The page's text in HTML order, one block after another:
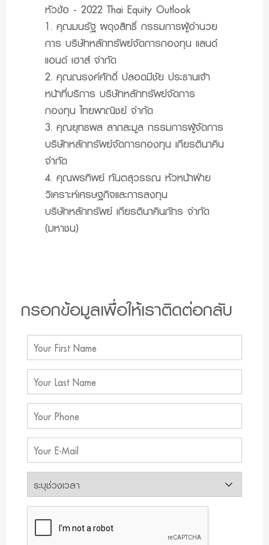
หัวข้อ - 2022 Thai Equity Outlook
1. คุณมนรัฐ ผดุงสิทธิ์ กรรมการผู้อำนวย
การ บริษัทหลักทรัพย์จัดการกองทุน แลนด์
แอนด์ เฮาส์ จำกัด
2. คุณณรงค์ศักดิ์ ปลอดมีชัย ประธานเจ้า
หน้าที่บริการ บริษัทหลักทรัพย์จัดการ
กองทุน ไทยพาณิชย์ จำกัด
3. คุณยุทธพล ลาภละมูล กรรมการผู้จัดการ
บริษัทหลักทรัพย์จัดการกองทุน เกียรตินาคิน
จำกัด
4. คุณพรทิพย์ ทันตสุวรรณ หัวหน้าฝ่าย
วิเคราะห์เศรษฐกิจและการลงทุน
บริษัทหลักทรัพย์ เกียรตินาคินภัทร จำกัด
(มหาชน)
กรอกข้อมูลเพื่อให้เราติดต่อกลับ